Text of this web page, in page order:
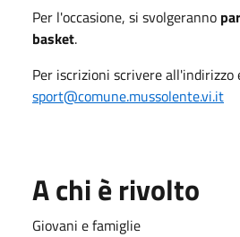
Per l'occasione, si svolgeranno
basket.
Per iscrizioni scrivere all'indirizzo
sport@comune.mussolente.vi.it
A chi è rivolto
Giovani e famiglie